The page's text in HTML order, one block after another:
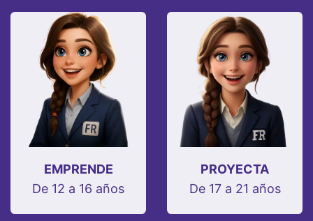
EMPRENDE
De 12 a 16 años
PROYECTA
De 17 a 21 años